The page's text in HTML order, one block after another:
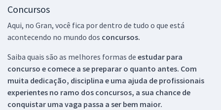
Concursos
Aqui, no Gran, você fica por dentro de tudo o que está
acontecendo no mundo dos concursos.
Saiba quais são as melhores formas de estudar para
concurso e comece a se preparar o quanto antes. Com
muita dedicação, disciplina e uma ajuda de profissionais
experientes no ramo dos concursos, a sua chance de
conquistar uma vaga passa a ser bem maior.